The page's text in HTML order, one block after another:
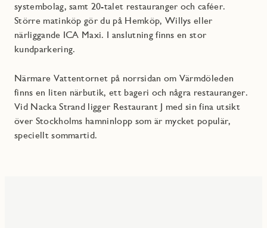
systembolag, samt 20-talet restauranger och caféer.
Större matinköp gör du på Hemköp, Willys eller
närliggande ICA Maxi. I anslutning finns en stor
kundparkering.
Närmare Vattentornet på norrsidan om Värmdöleden
finns en liten närbutik, ett bageri och några restauranger.
Vid Nacka Strand ligger Restaurant J med sin fina utsikt
över Stockholms hamninlopp som är mycket populär,
speciellt sommartid.